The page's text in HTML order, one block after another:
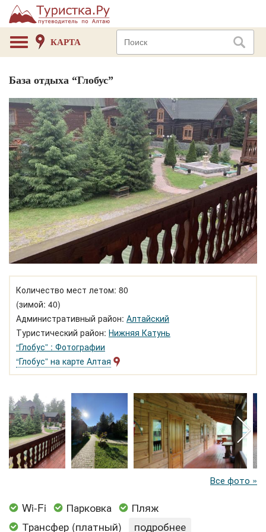
КАРТА
База отдыха “Глобус”
Количество мест летом: 80
(зимой: 40)
Административный район: Алтайский
Туристический район: Нижняя Катунь
“Глобус” : Фотографии
“Глобус” на карте Алтая
Все фото »
Wi-Fi Парковка
Пляж
Трансфер (платный)
подробнее